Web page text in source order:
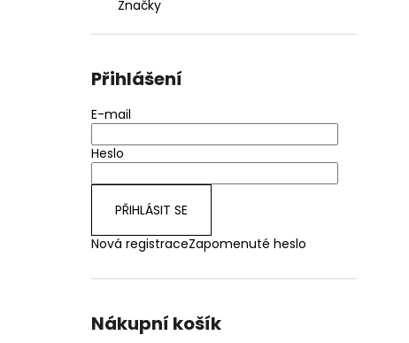
Značky
Přihlášení
E-mail
Heslo
PŘIHLÁSIT SE
Nová registraceZapomenuté heslo
Nákupní košík